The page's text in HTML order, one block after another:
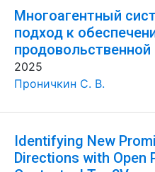
Многоагентный
подход к
продовольственной
2025
Проничкин С. В.
Identifying New
Directions with Open